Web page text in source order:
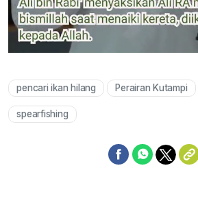
pencari ikan hilang Perairan Kutampi
spearfishing